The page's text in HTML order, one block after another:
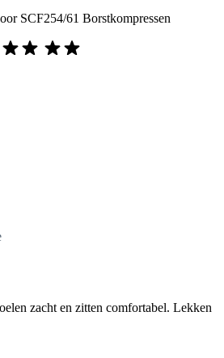
SCF254/61 Borstkompressen
zacht en zitten comfortabel. Lekken